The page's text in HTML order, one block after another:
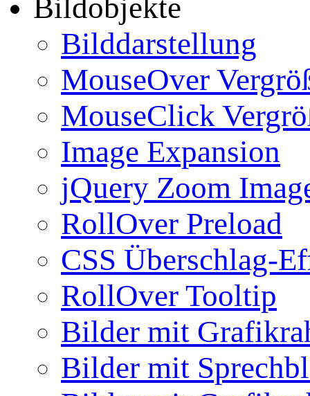
Bildobjekte
Bilddarstellung
MouseOver
MouseClick
Image Expansion
jQuery Zoom
RollOver Preload
CSS Überschlag-
RollOver Tooltip
Bilder mit
Bilder mit